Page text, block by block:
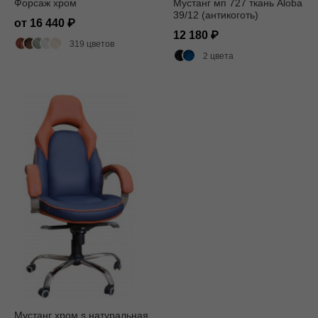
Форсаж хром
от 16 440
319 цветов
Мустанг мп 727 ткань Aloba
39/12 (антикоготь)
12 180
2 цвета
Мустанг хром s натуральная